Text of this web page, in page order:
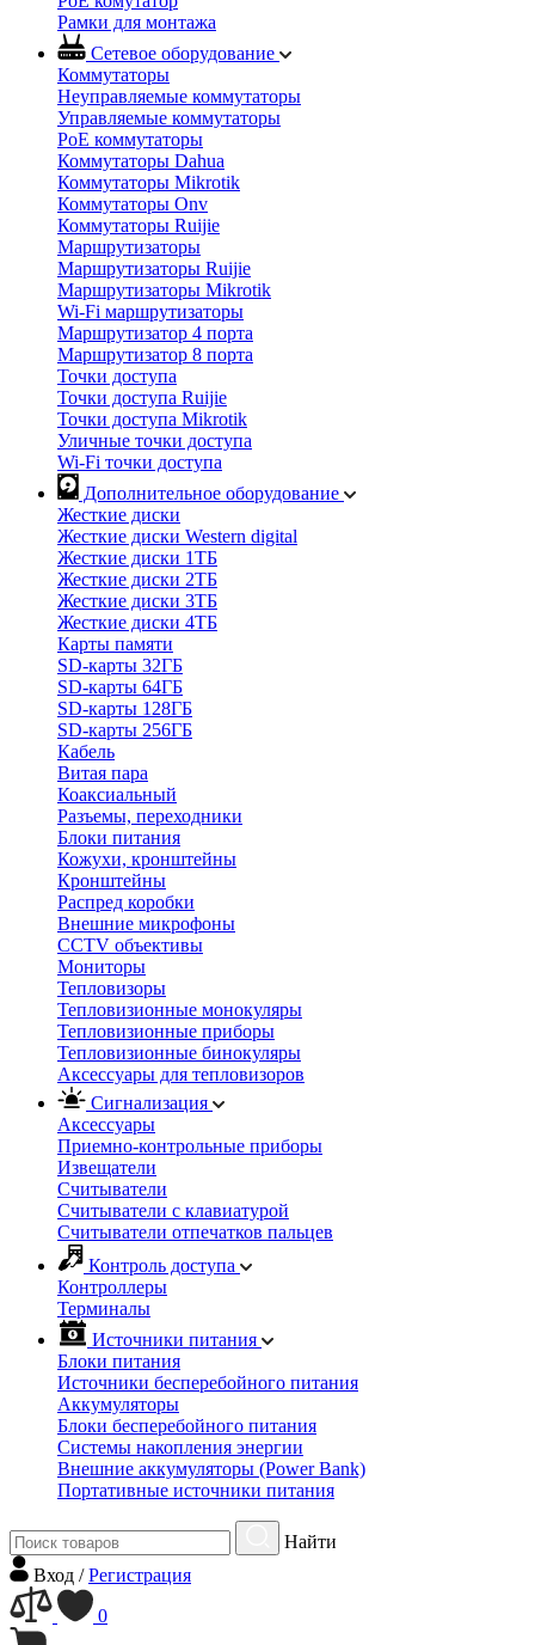
Рамки для монтажа
Сетевое оборудование
Коммутаторы
Неуправляемые коммутаторы
Управляемые коммутаторы
PoE коммутаторы
Коммутаторы Dahua
Коммутаторы Mikrotik
Коммутаторы Onv
Коммутаторы Ruijie
Маршрутизаторы
Маршрутизаторы Ruijie
Маршрутизаторы Mikrotik
Wi-Fi маршрутизаторы
Маршрутизатор 4 порта
Маршрутизатор 8 порта
Точки доступа
Точки доступа Ruijie
Точки доступа Mikrotik
Уличные точки доступа
Wi-Fi точки доступа
Дополнительное оборудование
Жесткие диски
Жесткие диски Western digital
Жесткие диски 1ТБ
Жесткие диски 2ТБ
Жесткие диски 3ТБ
Жесткие диски 4ТБ
Карты памяти
SD-карты 32ГБ
SD-карты 64ГБ
SD-карты 128ГБ
SD-карты 256ГБ
Кабель
Витая пара
Коаксиальный
Разъемы, переходники
Блоки питания
Кожухи, кронштейны
Кронштейны
Распред коробки
Внешние микрофоны
CCTV объективы
Мониторы
Тепловизоры
Тепловизионные монокуляры
Тепловизионные приборы
Тепловизионные бинокуляры
Аксессуары для тепловизоров
Сигнализация
Аксессуары
Приемно-контрольные приборы
Извещатели
Считыватели
Cчитыватели с клавиатурой
Cчитыватели отпечатков пальцев
Контроль доступа
Контроллеры
Терминалы
Источники питания
Блоки питания
Источники бесперебойного питания
Аккумуляторы
Блоки бесперебойного питания
Системы накопления энергии
Внешние аккумуляторы (Power Bank)
Портативные источники питания
Найти
Вход /Регистрация
0